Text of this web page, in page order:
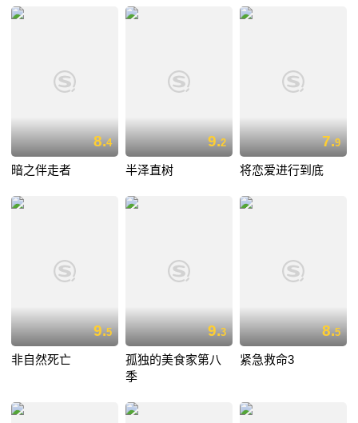
8.4
暗之伴走者
9.2
半泽直树
7.9
将恋爱进行到底
9.5
非自然死亡
9.3
孤独的美食家第八
季
8.5
紧急救命3